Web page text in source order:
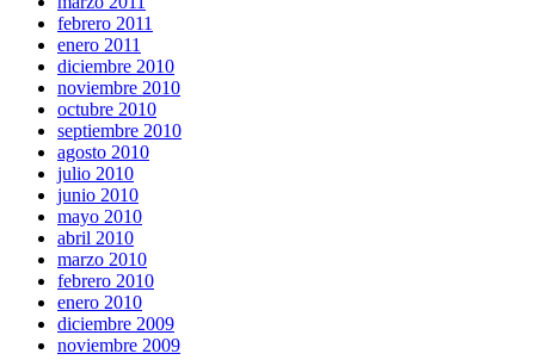
febrero 2011
enero 2011
diciembre 2010
noviembre 2010
octubre 2010
septiembre 2010
agosto 2010
julio 2010
junio 2010
mayo 2010
abril 2010
marzo 2010
febrero 2010
enero 2010
diciembre 2009
noviembre 2009